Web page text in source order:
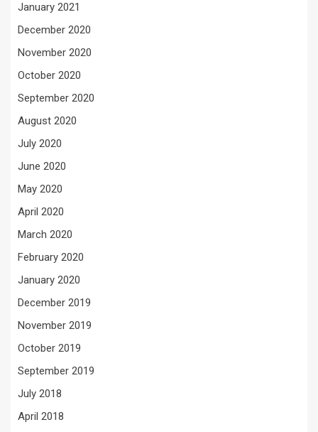
January 2021
December 2020
November 2020
October 2020
September 2020
August 2020
July 2020
June 2020
May 2020
April 2020
March 2020
February 2020
January 2020
December 2019
November 2019
October 2019
September 2019
July 2018
April 2018